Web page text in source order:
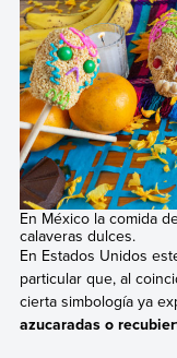
En México la comida
calaveras dulces.
En Estados Unidos
particular que, al
cierta simbología ya
azucaradas o